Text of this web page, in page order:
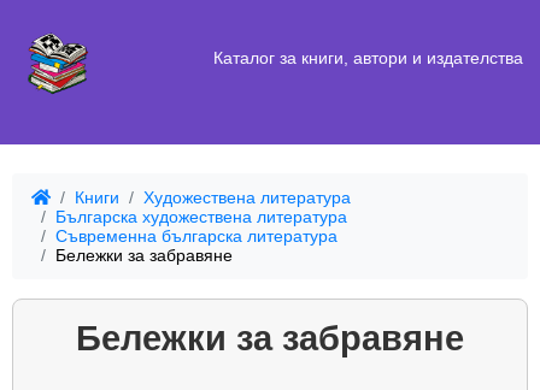
Каталог за книги, автори и издателства
Книги
Художествена литература
Българска художествена литература
Съвременна българска литература
Бележки за забравяне
Бележки за забравяне